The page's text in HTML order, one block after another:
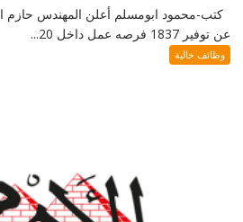
كتب-محمود ابومسلم أعلن المهندس حازم
عن توفير 1837 فرصه عمل داخل 20...
وظائف خالية